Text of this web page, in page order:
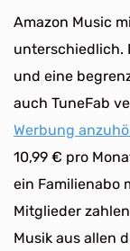
Amazon Music
unterschiedlich.
und eine
auch TuneFab
Werbung
10,99 € pro
ein Familienabo
Mitglieder
Musik aus allen